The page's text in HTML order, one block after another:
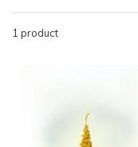
1 product